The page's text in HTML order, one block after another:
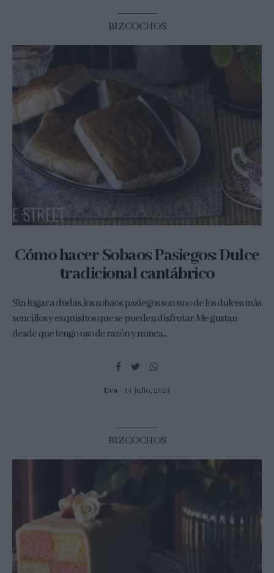
BIZCOCHOS
Cómo hacer Sobaos Pasiegos: Dulce
tradicional cantábrico
Sin lugar a dudas, los sobaos pasiegos son uno de los dulces más
sencillos y exquisitos que se pueden disfrutar. Me gustan
desde que tengo uso de razón y nunca...
Eva 14 julio, 2024
BIZCOCHOS